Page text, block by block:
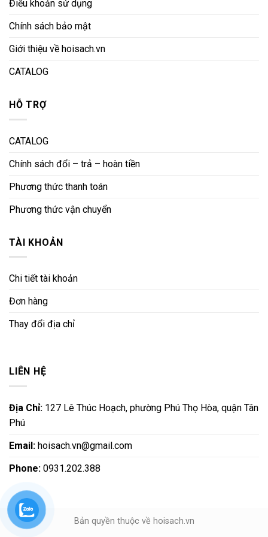
Điều khoản sử dụng
Chính sách bảo mật
Giới thiệu về hoisach.vn
CATALOG
HỖ TRỢ
CATALOG
Chính sách đổi – trả – hoàn tiền
Phương thức thanh toán
Phương thức vận chuyển
TÀI KHOẢN
Chi tiết tài khoản
Đơn hàng
Thay đổi địa chỉ
LIÊN HỆ
Địa Chỉ: 127 Lê Thúc Hoạch, phường Phú Thọ Hòa, quận Tân
Phú
Email: hoisach.vn@gmail.com
Phone: 0931.202.388
Bản quyền thuộc về hoisach.vn